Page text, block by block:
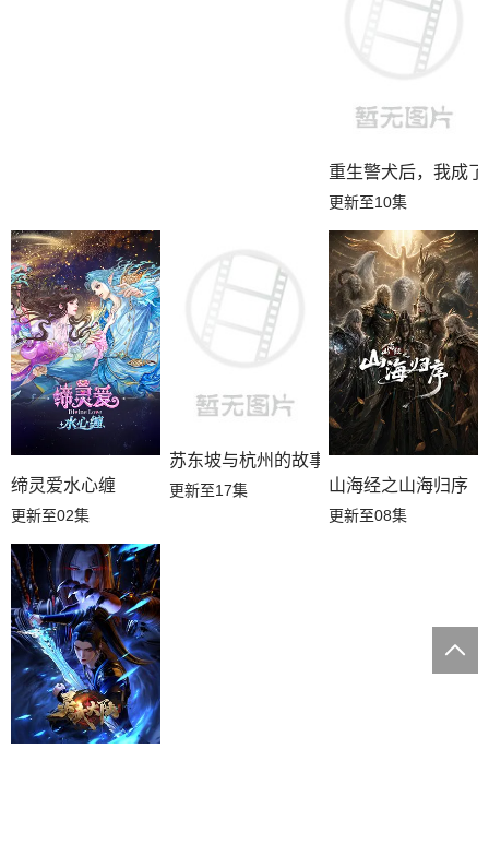
重生警犬后，我成
更新至10集
缔灵爱水心缠
更新至02集
苏东坡与杭州的故事
更新至17集 山海经之山海归序
更新至08集